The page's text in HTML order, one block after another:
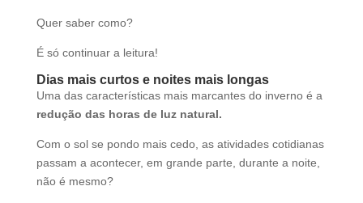
Quer saber como?
É só continuar a leitura!
Dias mais curtos e noites mais longas
Uma das características mais marcantes do inverno é a
redução das horas de luz natural.
Com o sol se pondo mais cedo, as atividades cotidianas
passam a acontecer, em grande parte, durante a noite,
não é mesmo?